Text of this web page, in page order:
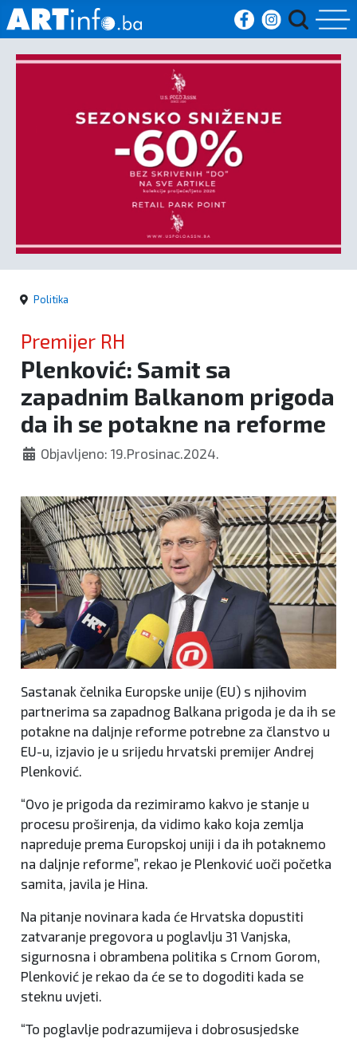
Početna
Vijesti
Crna
kronika
Politika
Zanimljivosti
Politika
Premijer RH
Plenković: Samit sa
zapadnim Balkanom prigoda
da ih se potakne na reforme
Objavljeno: 19.Prosinac.2024.
Sastanak čelnika Europske unije (EU) s njihovim
partnerima sa zapadnog Balkana prigoda je da ih se
potakne na daljnje reforme potrebne za članstvo u
EU-u, izjavio je u srijedu hrvatski premijer Andrej
Plenković.
“Ovo je prigoda da rezimiramo kakvo je stanje u
procesu proširenja, da vidimo kako koja zemlja
napreduje prema Europskoj uniji i da ih potaknemo
na daljnje reforme”, rekao je Plenković uoči početka
samita, javila je Hina.
Na pitanje novinara kada će Hrvatska dopustiti
zatvaranje pregovora u poglavlju 31 Vanjska,
sigurnosna i obrambena politika s Crnom Gorom,
Plenković je rekao da će se to dogoditi kada se
steknu uvjeti.
“To poglavlje podrazumijeva i dobrosusjedske